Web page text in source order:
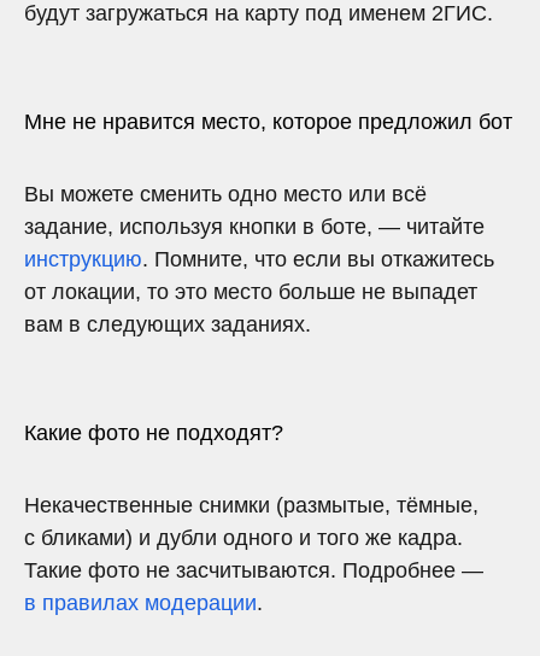
будут загружаться на карту под именем 2ГИС.
Мне не нравится место, которое предложил бот
Вы можете сменить одно место или всё
задание, используя кнопки в боте, — читайте
инструкцию. Помните, что если вы откажитесь
от локации, то это место больше не выпадет
вам в следующих заданиях.
Какие фото не подходят?
Некачественные снимки (размытые, тёмные,
с бликами) и дубли одного и того же кадра.
Такие фото не засчитываются. Подробнее —
в правилах модерации.